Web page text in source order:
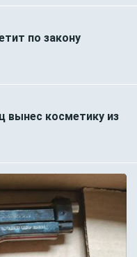
по закону
вынес косметику из